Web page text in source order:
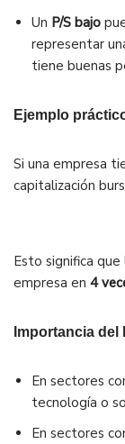
Un P/S bajo
representar
tiene buenas
Ejemplo
Si una empresa
capitalización
Esto significa
empresa en 4
Importancia del
En sectores
tecnología o
En sectores